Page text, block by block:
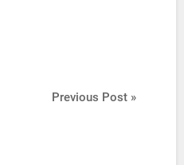
Previous Post »